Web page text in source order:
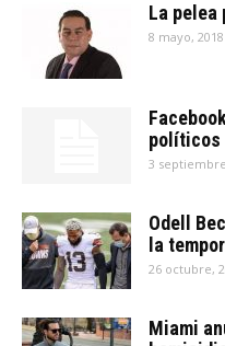
La pelea
8 mayo, 2018
políticos
3
Odell
la
26 octubre,
Miami